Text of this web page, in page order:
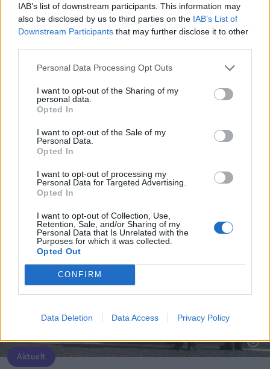
IAB’s list of downstream participants. This information may
also be disclosed by us to third parties on the IAB’s List of
Downstream Participants that may further disclose it to other
Personal Data Processing Opt Outs
I want to opt-out of the Sharing of my
personal data.
Opted In
I want to opt-out of the Sale of my
Personal Data.
Opted In
I want to opt-out of processing my
Personal Data for Targeted Advertising.
Opted In
I want to opt-out of Collection, Use,
Retention, Sale, and/or Sharing of my
Personal Data that Is Unrelated with the
Purposes for which it was collected.
Opted Out
CONFIRM
Data Deletion Data Access Privacy Policy
Mad & Drikke
Nu åbner stor Biltema-café
Shopping
Populær
Aalborg
Aktuelt